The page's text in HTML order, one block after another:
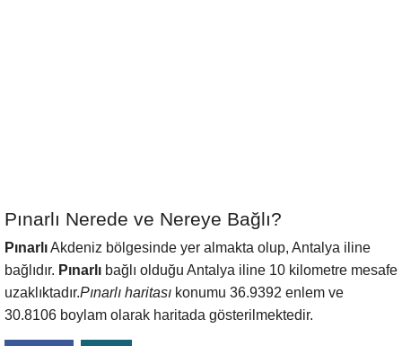
Pınarlı Nerede ve Nereye Bağlı?
PınarlıAkdeniz bölgesinde yer almakta olup, Antalya iline
bağlıdır. Pınarlı bağlı olduğu Antalya iline 10 kilometre mesafe
uzaklıktadır.Pınarlı haritası konumu 36.9392 enlem ve
30.8106 boylam olarak haritada gösterilmektedir.